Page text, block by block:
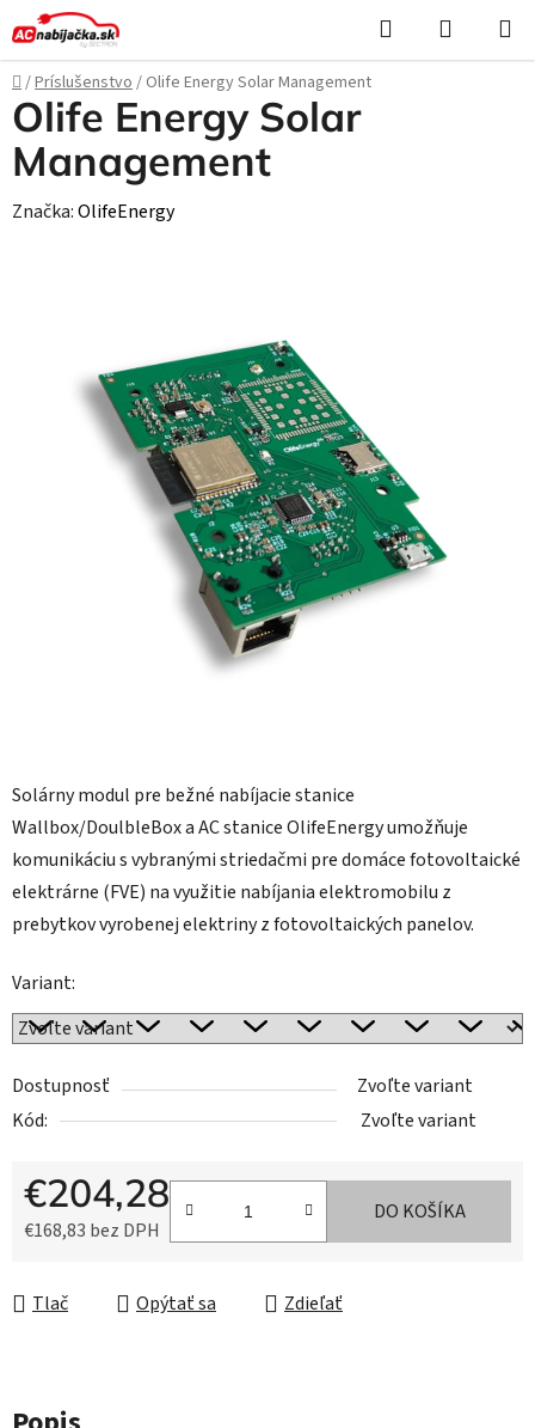
Prejsť
na
obsah
Hľadať
KOŠÍK
Domov
/Príslušenstvo/ Olife Energy Solar Management
Solárny modul pre bežné nabíjacie stanice
Wallbox/DoulbleBox a AC stanice OlifeEnergy umožňuje
komunikáciu s vybranými striedačmi pre domáce fotovoltaické
elektrárne (FVE) na využitie nabíjania elektromobilu z
prebytkov vyrobenej elektriny z fotovoltaických panelov.
Variant:
Dostupnosť
Zvoľte variant
Kód:
Zvoľte variant
€204,28
€168,83 bez DPH
DO KOŠÍKA
Tlač Opýtať sa Zdieľať
Olife Energy Solar
Management
Značka:OlifeEnergy